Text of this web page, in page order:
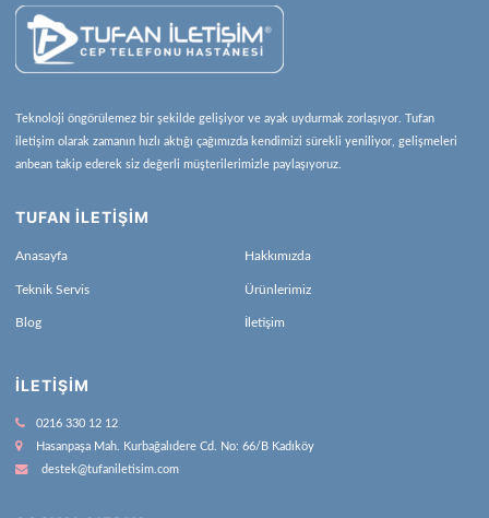
Teknoloji öngörülemez bir şekilde gelişiyor ve ayak uydurmak zorlaşıyor. Tufan
iletişim olarak zamanın hızlı aktığı çağımızda kendimizi sürekli yeniliyor, gelişmeleri
anbean takip ederek siz değerli müşterilerimizle paylaşıyoruz.
TUFAN İLETİŞİM
Anasayfa Hakkımızda
Teknik Servis Ürünlerimiz
Blog İletişim
İLETIŞIM
0216 330 12 12
Hasanpaşa Mah. Kurbağalıdere Cd. No: 66/B Kadıköy
destek@tufaniletisim.com